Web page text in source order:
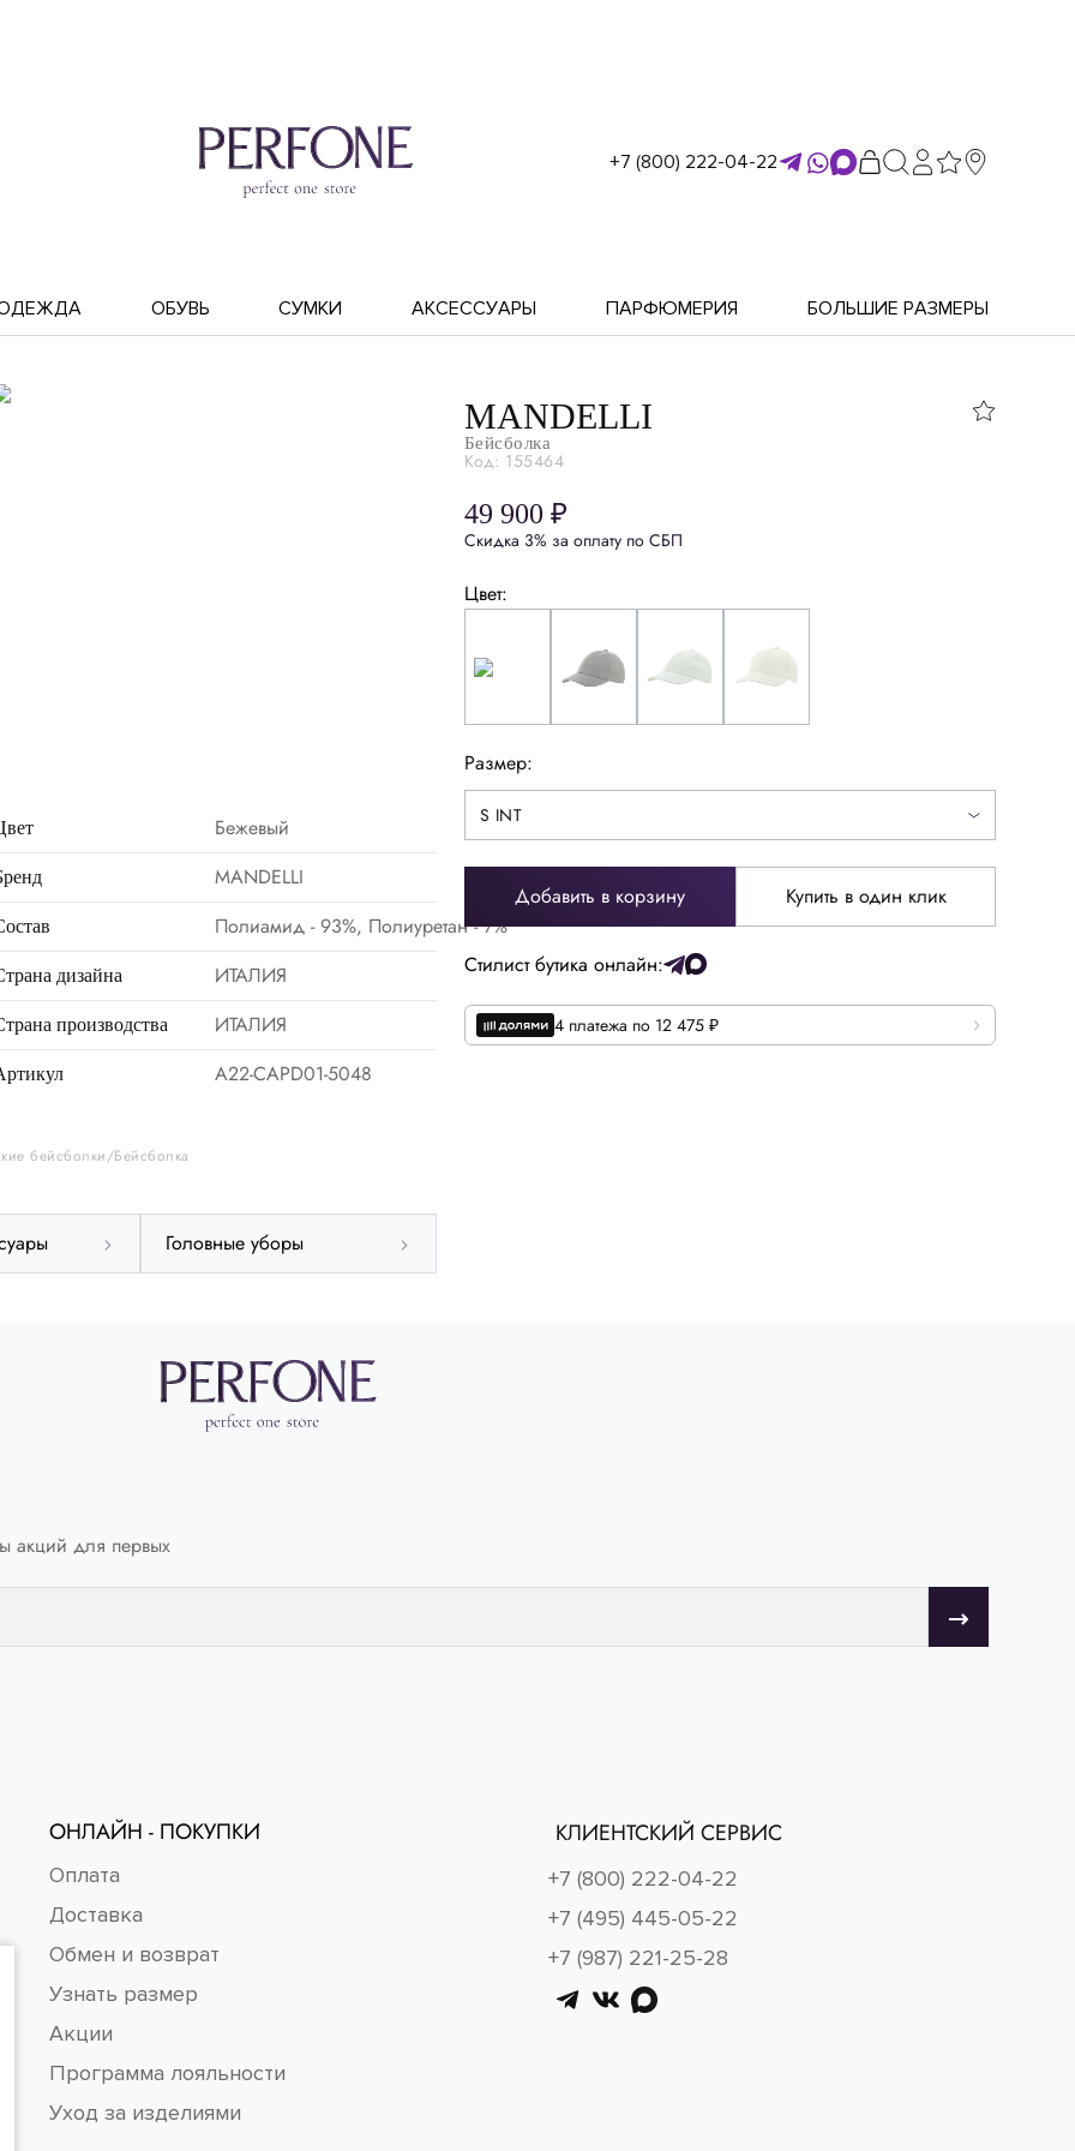
+7 (800) 222-04-22
ОБУВЬ СУМКИ АКСЕССУАРЫ ПАРФЮМЕРИЯ БОЛЬШИЕ РАЗМЕРЫ
MANDELLI
Бейсболка
Код: 155464
49 900 ₽
Скидка 3% за оплату по СБП
Цвет:
Размер:
S INT
S INT
Добавить в корзину Купить в один клик
Стилист бутика онлайн:
4 платежа по 12 475 ₽
Бежевый
MANDELLI
Полиамид - 93%, Полиуретан - 7%
дизайна ИТАЛИЯ
производства ИТАЛИЯ
A22-CAPD01-5048
бейсболки Бейсболка
Головные уборы
акций для первых
ОНЛАЙН - ПОКУПКИ
Оплата
Доставка
Обмен и возврат
Узнать размер
Акции
Программа лояльности
Уход за изделиями
КЛИЕНТСКИЙ СЕРВИС
+7 (800) 222-04-22
+7 (495) 445-05-22
+7 (987) 221-25-28